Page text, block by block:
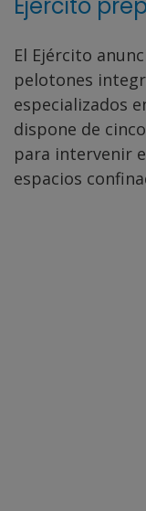
Ejército
El Ejército
pelotones
especializados
dispone de
para intervenir
espacios